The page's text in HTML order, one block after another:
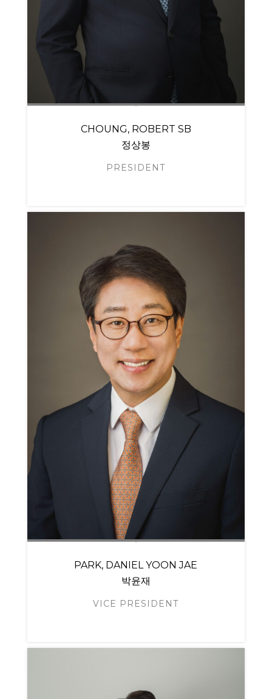
CHOUNG, ROBERT SB
정상봉
PRESIDENT
PARK, DANIEL YOON JAE
박윤재
VICE PRESIDENT